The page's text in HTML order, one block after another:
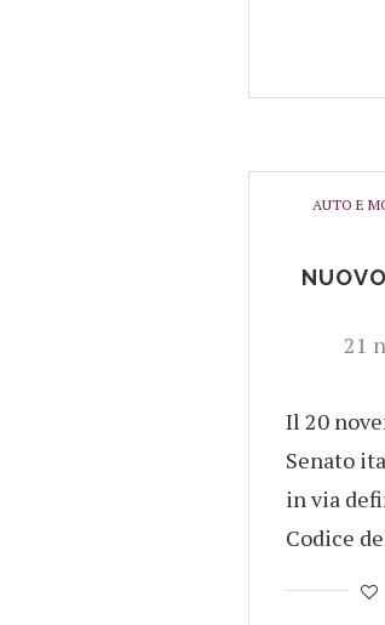
AUTO E
21
Il 20
Senato
in via
Codice